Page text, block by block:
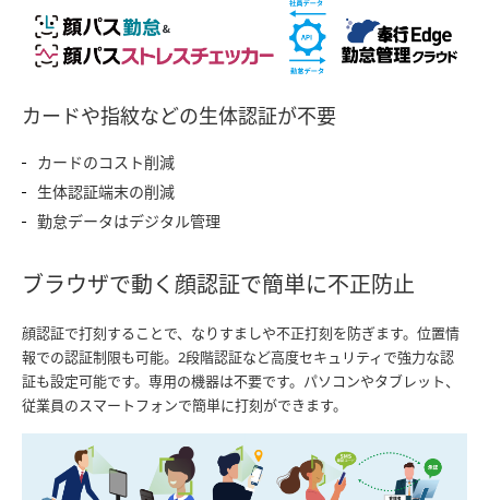
カードや指紋などの生体認証が不要
カードのコスト削減
生体認証端末の削減
勤怠データはデジタル管理
ブラウザで動く顔認証で簡単に不正防止
顔認証で打刻することで、なりすましや不正打刻を防ぎます。位置情
報での認証制限も可能。2段階認証など高度セキュリティで強力な認
証も設定可能です。専用の機器は不要です。パソコンやタブレット、
従業員のスマートフォンで簡単に打刻ができます。